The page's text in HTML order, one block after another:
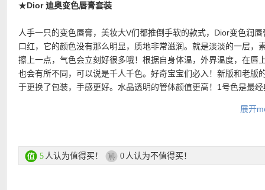
更多Dior迪奥产品 购买链接在此
★Dior 迪奥变色唇膏套装
人手一只的变色唇膏，美妆大V们都推倒手软的款式，Dior变色润唇
口红，它的颜色没有那么明显，质地非常滋润。就是淡淡的一层，
擦上一点，气色会立刻好很多哦！根据自身体温，外界温度，在唇
也会有所不同，可以说是千人千色。好奇宝宝们必入！新版和老版
于更换了包装，手感更好。水晶透明的管体颜值更高！1号色是最
展开
5 人认为值得买！ 0 人认为不值得买！